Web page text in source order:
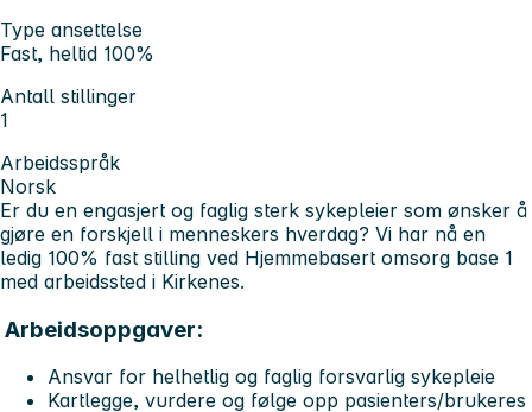
Type ansettelse
Fast, heltid 100%
Antall stillinger
1
Arbeidsspråk
Norsk
Er du en engasjert og faglig sterk sykepleier som ønsker å
gjøre en forskjell i menneskers hverdag? Vi har nå en
ledig 100% fast stilling ved Hjemmebasert omsorg base 1
med arbeidssted i Kirkenes.
Arbeidsoppgaver:
Ansvar for helhetlig og faglig forsvarlig sykepleie
Kartlegge, vurdere og følge opp pasienters/brukeres